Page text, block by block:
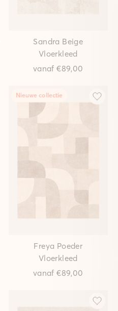
Sandra Beige
Vloerkleed
vanaf€89,00
Nieuwe collectie
Freya Poeder
Vloerkleed
vanaf€89,00